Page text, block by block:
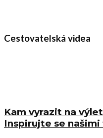
Cestovatelská videa
Kam vyrazit na
Inspirujte se